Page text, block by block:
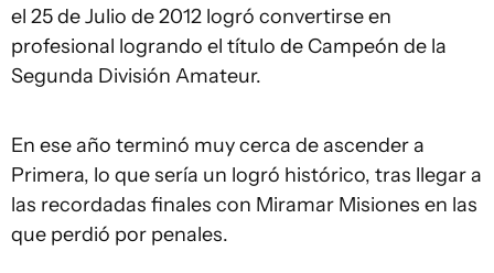
el 25 de Julio de 2012 logró convertirse en
profesional logrando el título de Campeón de la
Segunda División Amateur.
En ese año terminó muy cerca de ascender a
Primera, lo que sería un logró histórico, tras llegar a
las recordadas finales con Miramar Misiones en las
que perdió por penales.